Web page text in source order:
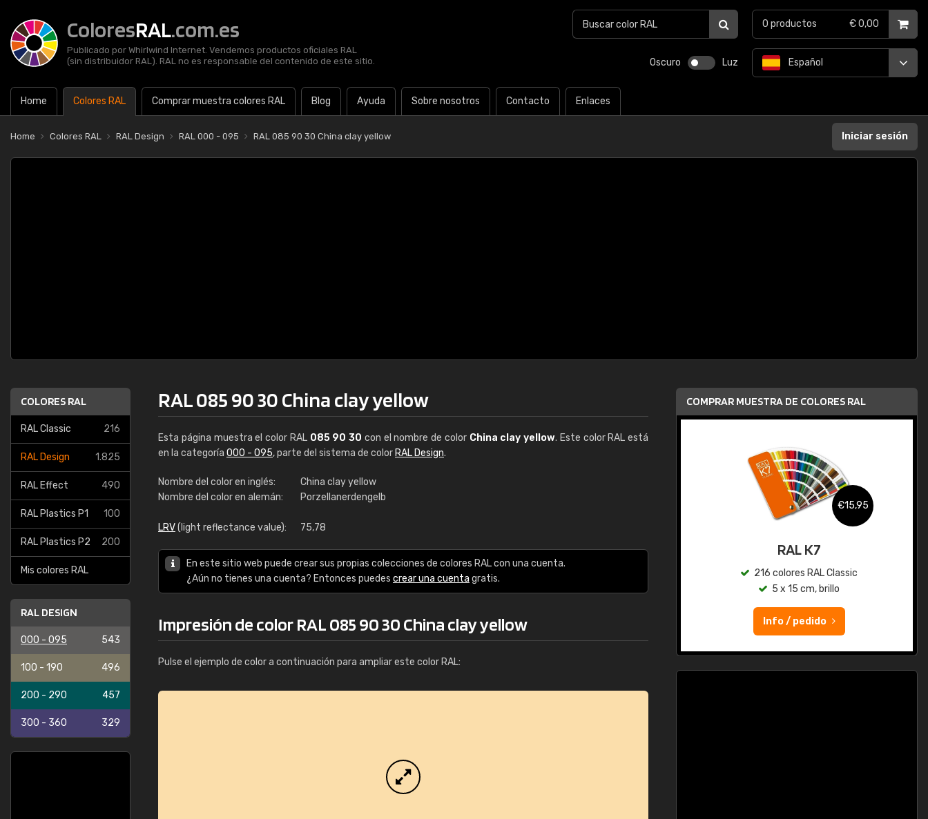
ColoresRAL.com.es
Publicado por Whirlwind Internet. Vendemos productos oficiales RAL
(sin distribuidor RAL). RAL no es responsable del contenido de este sitio.
Oscuro Luz
Home Colores RAL Comprar muestra colores RAL Blog Ayuda Sobre nosotros Contacto Enlaces
Español
0 productos € 0,00
Home Colores RAL RAL Design RAL 000 - 095 RAL 085 90 30 China clay yellow Iniciar sesión
COLORES RAL
RAL Classic 216
RAL Design 1.825
RAL Effect 490
RAL Plastics P1 100
RAL Plastics P2 200
Mis colores RAL
RAL DESIGN
000 - 095 543
100 - 190 496
200 - 290 457
300 - 360 329
RAL 085 90 30 China clay yellow
Esta página muestra el color RAL 085 90 30 con el nombre de color China clay yellow. Este color RAL está
en la categoría 000 - 095, parte del sistema de color RAL Design.
Nombre del color en inglés:
China clay yellow
Nombre del color en alemán:
Porzellanerdengelb
LRV(light reflectance value): 75,78
En este sitio web puede crear sus propias colecciones de colores RAL con una cuenta.
¿Aún no tienes una cuenta? Entonces puedes crear una cuenta gratis.
Impresión de color RAL 085 90 30 China clay yellow
Pulse el ejemplo de color a continuación para ampliar este color RAL:
COMPRAR MUESTRA DE COLORES RAL
RAL K7 a base de agua
€15,95
RAL K7
216 colores RAL Classic
5 x 15 cm, brillo
Info / pedido